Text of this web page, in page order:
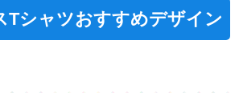
Tシャツおすすめデザイン